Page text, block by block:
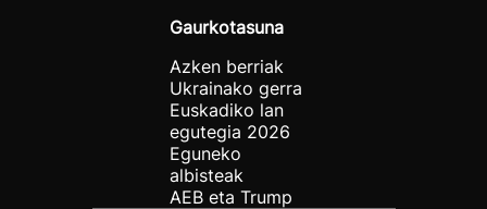
Gaurkotasuna
Azken berriak
Ukrainako gerra
Euskadiko lan
egutegia 2026
Eguneko
albisteak
AEB eta Trump